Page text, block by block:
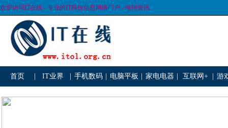
欢迎访问IT在线 - 专业的IT科技信息网络门户 - 惟翔资讯
首页 IT业界 手机数码 电脑平板 家电电器 互联网+ 游